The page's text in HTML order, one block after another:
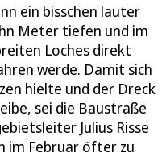
ein bisschen lauter
Meter tiefen und im
Loches direkt
werde. Damit sich
hielte und der Dreck
sei die Baustraße
Julius Risse
im Februar öfter zu